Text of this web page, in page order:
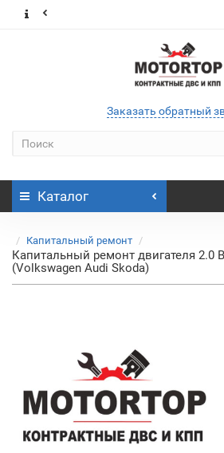
Заказать обратный
Каталог
Капитальный ремонт
Капитальный ремонт двигателя 2.0
(Volkswagen Audi Skoda)